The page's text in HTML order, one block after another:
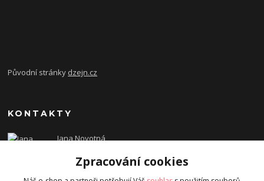
Původní stránky dzejn.cz
KONTAKTY
Jana Novotná
dzejn.n@email.cz
Zpracování cookies